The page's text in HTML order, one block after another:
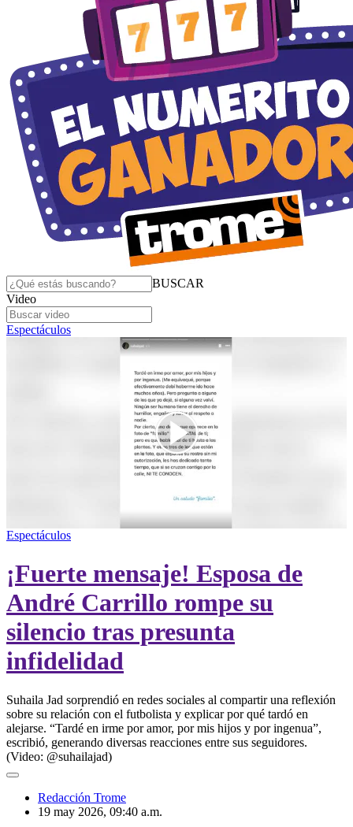
BUSCAR
Video
Espectáculos
00:14
Espectáculos
¡Fuerte mensaje! Esposa de
André Carrillo rompe su
silencio tras presunta
infidelidad
Suhaila Jad sorprendió en redes sociales al compartir una reflexión
sobre su relación con el futbolista y explicar por qué tardó en
alejarse. “Tardé en irme por amor, por mis hijos y por ingenua”,
escribió, generando diversas reacciones entre sus seguidores.
(Video: @suhailajad)
Redacción Trome
19 may 2026, 09:40 a.m.